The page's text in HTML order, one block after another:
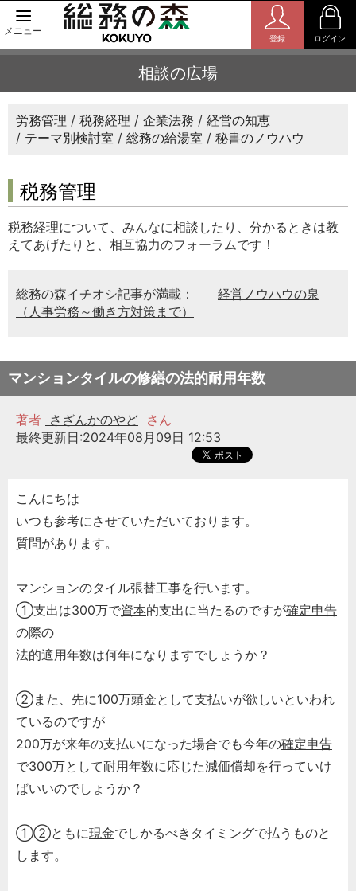
メニュー
登録 ログイン
相談の広場
労務管理 税務経理 企業法務
経営の知恵
テーマ別検討室
総務の給湯室 秘書のノウハウ
税務管理
税務経理について、みんなに相談したり、分かるときは教
えてあげたりと、相互協力のフォーラムです！
総務の森イチオシ記事が満載：
経営ノウハウの泉
（人事労務～働き方対策まで）
マンションタイルの修繕の法的耐用年数
著者 さざんかのやど さん
最終更新日:2024年08月09日 12:53
こんにちは
いつも参考にさせていただいております。
質問があります。
マンションのタイル張替工事を行います。
①支出は300万で資本的支出に当たるのですが確定申告
の際の
法的適用年数は何年になりますでしょうか？
②また、先に100万頭金として支払いが欲しいといわれ
ているのですが
200万が来年の支払いになった場合でも今年の確定申告
で300万として耐用年数に応じた減価償却を行っていけ
ばいいのでしょうか？
①②ともに現金でしかるべきタイミングで払うものと
します。